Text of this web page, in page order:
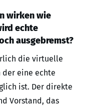
wirken wie
echte
ausgebremst?
die virtuelle
der eine echte
ist. Der direkte
Vorstand, das